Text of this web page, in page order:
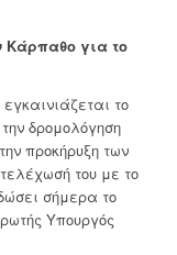
Κάρπαθο για το
το
δρομολόγηση
προκήρυξη των
του με το
σήμερα το
Υπουργός